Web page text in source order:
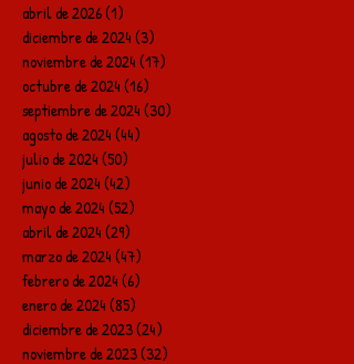
abril de 2026(1)
diciembre de 2024(3)
noviembre de 2024(17)
octubre de 2024(16)
septiembre de 2024(30)
agosto de 2024(44)
julio de 2024(50)
junio de 2024(42)
mayo de 2024(52)
abril de 2024(29)
marzo de 2024(47)
febrero de 2024(6)
enero de 2024(85)
diciembre de 2023(24)
noviembre de 2023(32)